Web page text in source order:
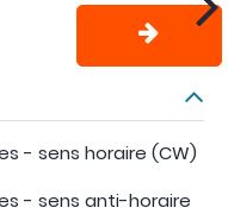
- sens horaire (CW)
- sens anti-horaire